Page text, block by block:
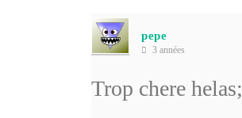
pepe
3 années
Trop chere helas;